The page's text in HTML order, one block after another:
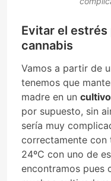
Evitar el estrés
cannabis
Vamos a partir de
tenemos que
madre en un
por supuesto, sin
sería muy
correctamente con
24ºC con uno de
encontramos pues